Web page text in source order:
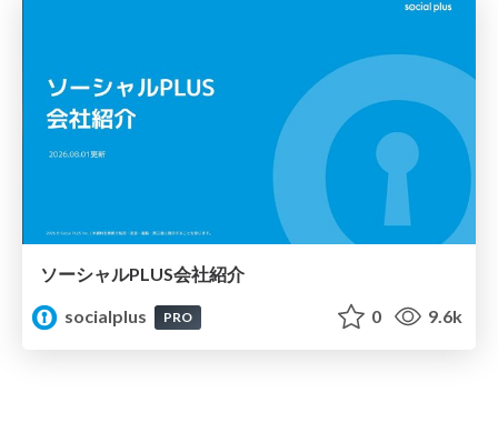
ソーシャルPLUS会社紹介
socialplus
PRO 0 9.6k